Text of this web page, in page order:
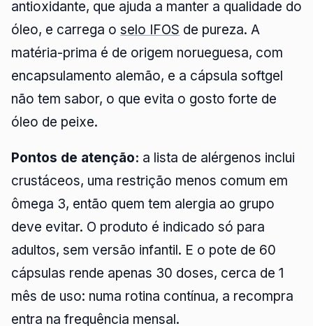
antioxidante, que ajuda a manter a qualidade do
óleo, e carrega o selo IFOS de pureza. A
matéria-prima é de origem norueguesa, com
encapsulamento alemão, e a cápsula softgel
não tem sabor, o que evita o gosto forte de
óleo de peixe.
Pontos de atenção: a lista de alérgenos inclui
crustáceos, uma restrição menos comum em
ômega 3, então quem tem alergia ao grupo
deve evitar. O produto é indicado só para
adultos, sem versão infantil. E o pote de 60
cápsulas rende apenas 30 doses, cerca de 1
mês de uso: numa rotina contínua, a recompra
entra na frequência mensal.